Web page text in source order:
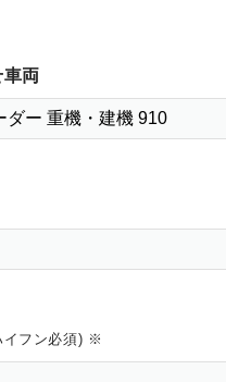
両
イフン必須) ※